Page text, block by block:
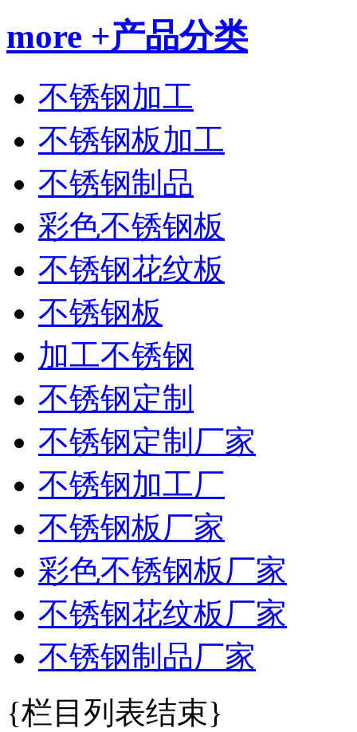
more +产品分类
不锈钢加工
不锈钢板加工
不锈钢制品
彩色不锈钢板
不锈钢花纹板
不锈钢板
加工不锈钢
不锈钢定制
不锈钢定制厂家
不锈钢加工厂
不锈钢板厂家
彩色不锈钢板厂家
不锈钢花纹板厂家
不锈钢制品厂家
{栏目列表结束}